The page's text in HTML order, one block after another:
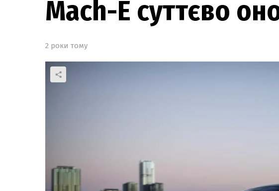
Mach-E суттєво
2 роки тому